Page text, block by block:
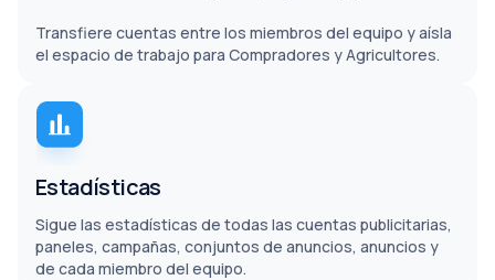
Transfiere cuentas entre los miembros del equipo y aísla
el espacio de trabajo para Compradores y Agricultores.
Estadísticas
Sigue las estadísticas de todas las cuentas publicitarias,
paneles, campañas, conjuntos de anuncios, anuncios y
de cada miembro del equipo.